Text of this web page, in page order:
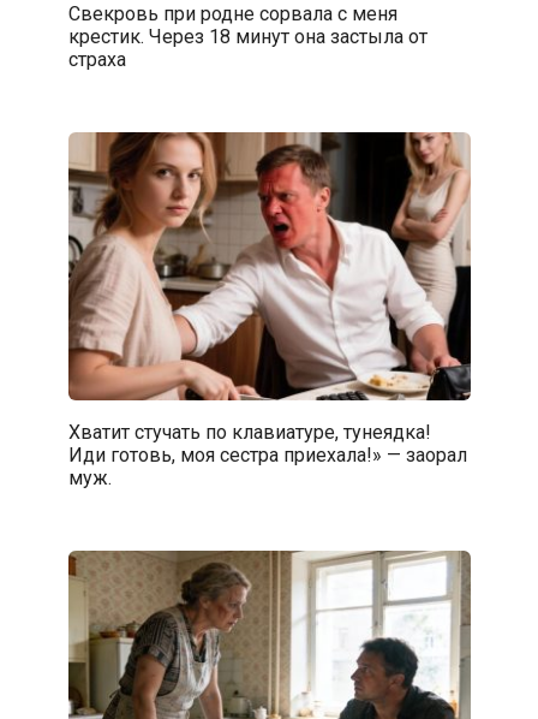
Свекровь при родне сорвала с меня
крестик. Через 18 минут она застыла от
страха
Хватит стучать по клавиатуре, тунеядка!
Иди готовь, моя сестра приехала!» — заорал
муж.